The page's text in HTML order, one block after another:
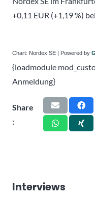
+0,11 EUR (+1,19 %)
Chart: Nordex SE | Powered by
{loadmodule
Anmeldung}
Share
:
Interviews